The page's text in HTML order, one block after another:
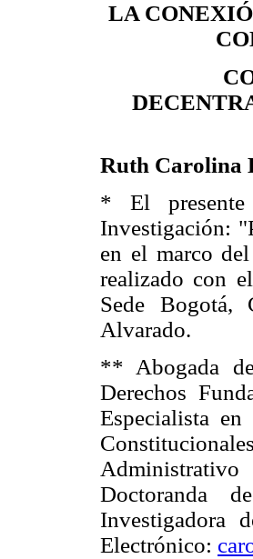
LA
Ruth Carolina
* El presente
Investigación:
en el marco
realizado con
Sede
Alvarado.
** Abogada
Derechos
Especialista
Doctoranda
Investigadora
Electrónico: